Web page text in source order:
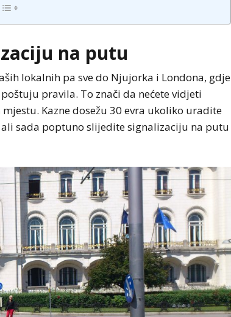
na putu
lokalnih pa sve do Njujorka i Londona, gdje
pravila. To znači da nećete vidjeti
Kazne dosežu 30 evra ukoliko uradite
sada poptuno slijedite signalizaciju na putu